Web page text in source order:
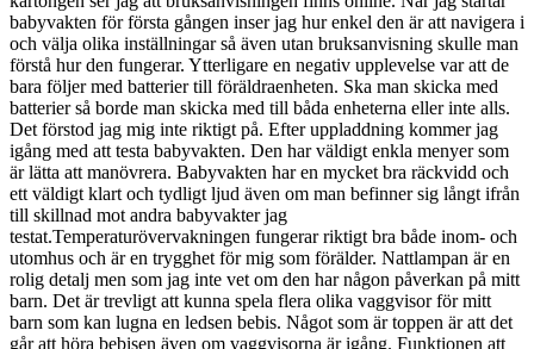
babyvakten för första gången inser jag hur enkel den är att navigera i
och välja olika inställningar så även utan bruksanvisning skulle man
förstå hur den fungerar. Ytterligare en negativ upplevelse var att de
bara följer med batterier till föräldraenheten. Ska man skicka med
batterier så borde man skicka med till båda enheterna eller inte alls.
Det förstod jag mig inte riktigt på. Efter uppladdning kommer jag
igång med att testa babyvakten. Den har väldigt enkla menyer som
är lätta att manövrera. Babyvakten har en mycket bra räckvidd och
ett väldigt klart och tydligt ljud även om man befinner sig långt ifrån
till skillnad mot andra babyvakter jag
testat.Temperaturövervakningen fungerar riktigt bra både inom- och
utomhus och är en trygghet för mig som förälder. Nattlampan är en
rolig detalj men som jag inte vet om den har någon påverkan på mitt
barn. Det är trevligt att kunna spela flera olika vaggvisor för mitt
barn som kan lugna en ledsen bebis. Något som är toppen är att det
går att höra bebisen även om vaggvisorna är igång. Funktionen att